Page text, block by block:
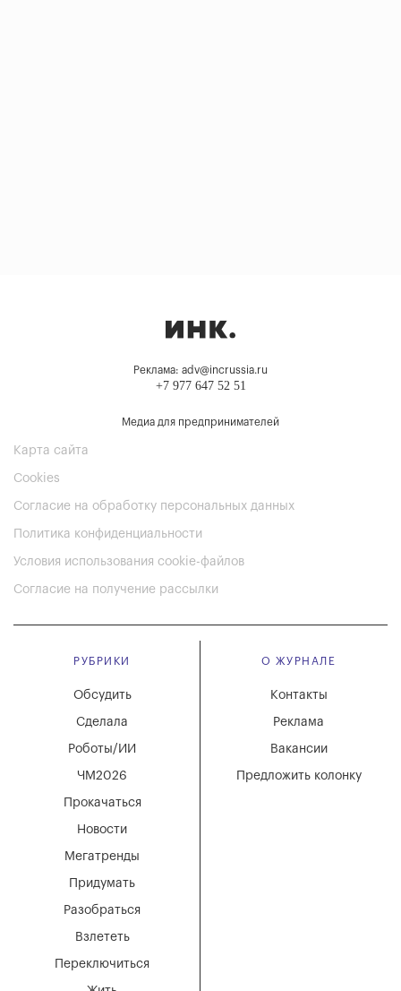
Реклама: adv@incrussia.ru
+7 977 647 52 51
Медиа для предпринимателей
Карта сайта
Cookies
Согласие на обработку персональных данных
Политика конфиденциальности
Условия использования cookie-файлов
Согласие на получение рассылки
РУБРИКИ
Мегатренды
Придумать
Разобраться
Взлететь
Новости
Переключиться
Обсудить
Сделала
Роботы/ИИ
ЧМ2026
Прокачаться
О ЖУРНАЛЕ
Вакансии
Реклама
Контакты
Предложить колонку